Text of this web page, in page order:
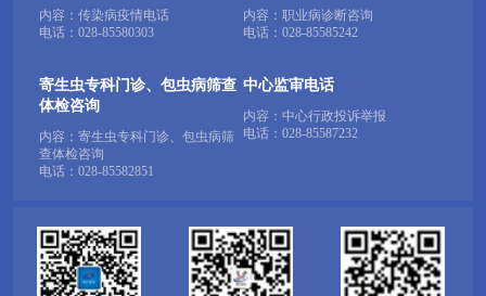
内容：传染病疫情电话
电话： 028-85580303
内容：职业病诊断咨询
电话： 028-85585242
寄生虫专科门诊、包虫病筛查
体检咨询
内容：寄生虫专科门诊、包虫病筛
查体检咨询
电话： 028-85582851
中心监审电话
内容：中心行政投诉举报
电话： 028-85587232